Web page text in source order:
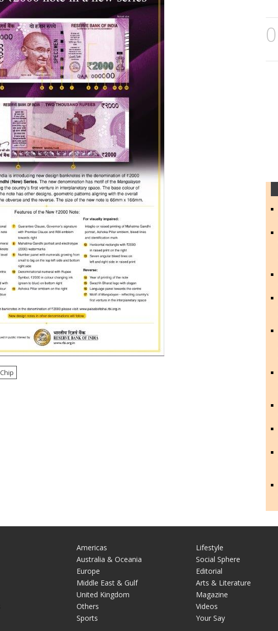
Americas
Australia & Oceania
Europe
Middle East & Gulf
United Kingdom
Others
Sports
Lifestyle
Social Sphere
Editorial
Arts & Literature
Magazine
Videos
Your Say